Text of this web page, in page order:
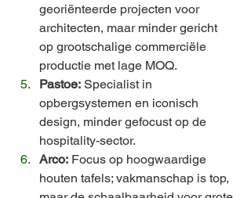
georiënteerde projecten voor
architecten, maar minder gericht
op grootschalige commerciële
productie met lage MOQ.
Pastoe: Specialist in
opbergsystemen en iconisch
design, minder gefocust op de
hospitality-sector.
Arco: Focus op hoogwaardige
houten tafels; vakmanschap is top,